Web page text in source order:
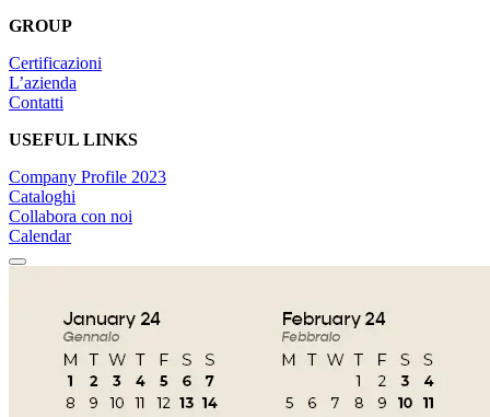
GROUP
Certificazioni
L’azienda
Contatti
USEFUL LINKS
Company Profile 2023
Cataloghi
Collabora con noi
Calendar